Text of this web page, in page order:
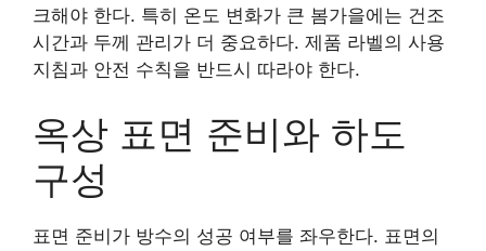
크해야 한다. 특히 온도 변화가 큰 봄가을에는 건조
시간과 두께 관리가 더 중요하다. 제품 라벨의 사용
지침과 안전 수칙을 반드시 따라야 한다.
옥상 표면 준비와 하도
구성
표면 준비가 방수의 성공 여부를 좌우한다. 표면의